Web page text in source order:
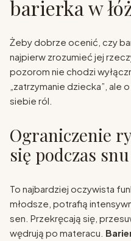
barierka w
Żeby dobrze ocenić, czy
najpierw zrozumieć jej
pozorom nie chodzi
„zatrzymanie dziecka”, ale
siebie ról.
Ograniczenie
się podczas snu
To najbardziej oczywista
młodsze, potrafią
sen. Przekręcają się,
wędrują po materacu.